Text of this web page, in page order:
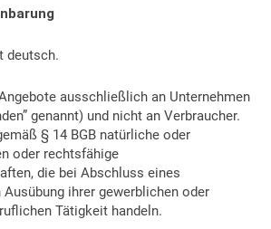
deutsch.
ausschließlich an Unternehmen
genannt) und nicht an Verbraucher.
§ 14 BGB natürliche oder
oder rechtsfähige
die bei Abschluss eines
ihrer gewerblichen oder
Tätigkeit handeln.